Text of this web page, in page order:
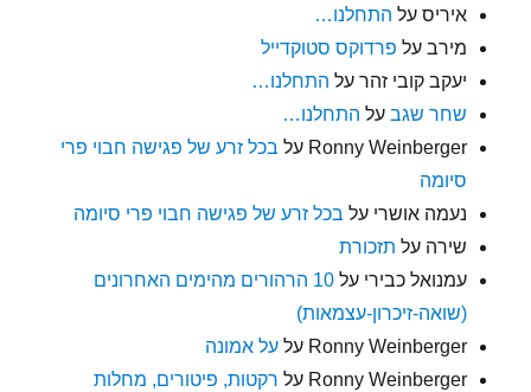
איריס על התחלנו…
מירב על פרדוקס סטוקדייל
יעקב קובי זהר על התחלנו…
שחר שגב על התחלנו…
Ronny Weinberger על בכל זרע של פגישה חבוי פרי
סיומה
נעמה אושרי על בכל זרע של פגישה חבוי פרי סיומה
שירה על תזכורת
עמנואל כבירי על
10 הרהורים מהימים האחרונים
(שואה-זיכרון-עצמאות)
Ronny Weinberger עלעל אמונה
Ronny Weinberger על רקטות, פיטורים, מחלות